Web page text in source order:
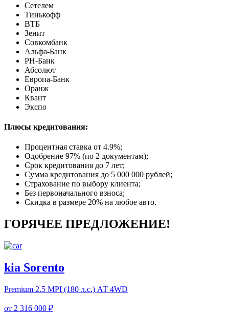
Сетелем
Тинькофф
ВТБ
Зенит
Совкомбанк
Альфа-Банк
РН-Банк
Абсолют
Европа-Банк
Оранж
Квант
Экспо
Плюсы кредитования:
Процентная ставка от 4.9%;
Одобрение 97% (по 2 документам);
Срок кредитования до 7 лет;
Сумма кредитования до 5 000 000 рублей;
Страхование по выбору клиента;
Без первоначального взноса;
Скидка в размере 20% на любое авто.
ГОРЯЧЕЕ ПРЕДЛОЖЕНИЕ!
kia Sorento
Premium 2.5 MPI (180 л.с.) АТ 4WD
от 2 316 000 ₽